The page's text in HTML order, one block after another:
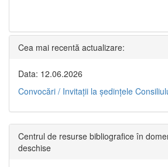
Cea mai recentă actualizare:
Data: 12.06.2026
Convocări / Invitaţii la şedinţele
Centrul de resurse bibliografice în
deschise